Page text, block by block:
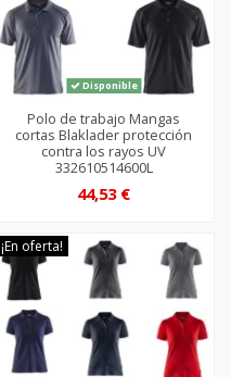
Disponible
Polo de trabajo Mangas
cortas Blaklader protección
contra los rayos UV
332610514600L
44,53 €
¡En oferta!